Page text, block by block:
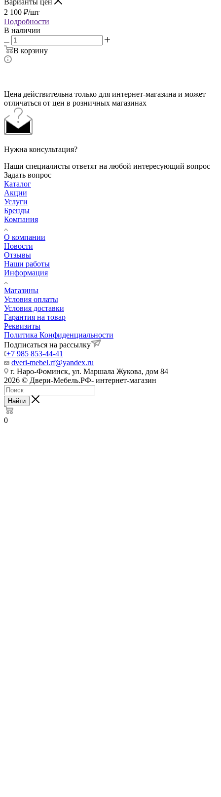
2 100 ₽/шт
Подробности
В наличии
В корзину
Цена действительна только для интернет-магазина и может
отличаться от цен в розничных магазинах
Нужна консультация?
Наши специалисты ответят на любой интересующий вопрос
Задать вопрос
Каталог
Акции
Услуги
Бренды
Компания
О компании
Новости
Отзывы
Наши работы
Информация
Магазины
Условия оплаты
Условия доставки
Гарантия на товар
Реквизиты
Политика Конфиденциальности
Подписаться на рассылку
+7 985 853-44-41
dveri-mebel.rf@yandex.ru
г. Наро-Фоминск, ул. Маршала Жукова, дом 84
2026 © Двери-Мебель.РФ- интернет-магазин
Найти
0